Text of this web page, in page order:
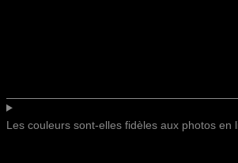
Les couleurs sont-elles fidèles aux photos en